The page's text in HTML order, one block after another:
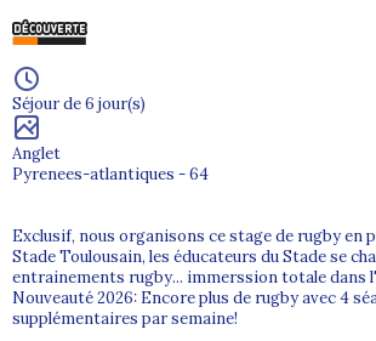
Séjour de 6 jour(s)
Anglet
Pyrenees-atlantiques - 64
Exclusif, nous organisons ce stage de rugby en
Stade Toulousain, les éducateurs du Stade se
entrainements rugby... immerssion totale dans
Nouveauté 2026: Encore plus de rugby avec 4
supplémentaires par semaine!